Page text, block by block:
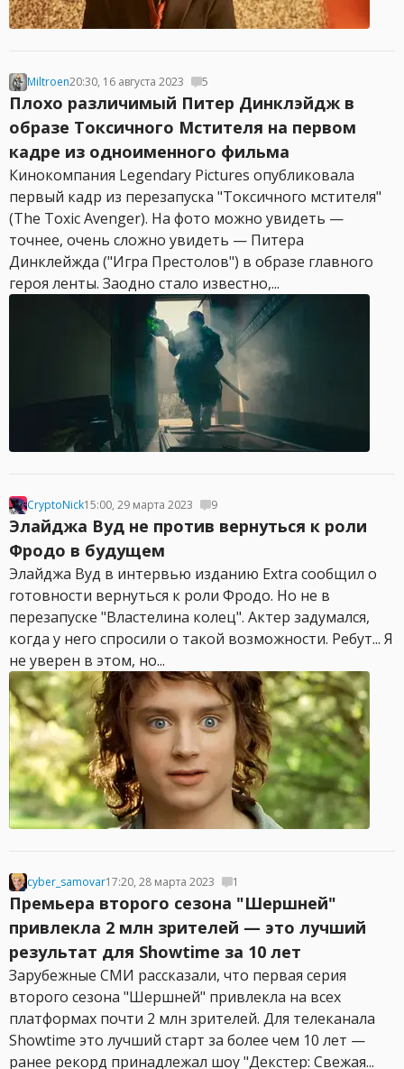
Miltroen20:30, 16 августа 2023 5
Плохо различимый Питер Динклэйдж в
образе Токсичного Мстителя на первом
кадре из одноименного фильма
Кинокомпания Legendary Pictures опубликовала
первый кадр из перезапуска "Токсичного мстителя"
(The Toxic Avenger). На фото можно увидеть —
точнее, очень сложно увидеть — Питера
Динклейжда ("Игра Престолов") в образе главного
героя ленты. Заодно стало известно,...
CryptoNick15:00, 29 марта 2023 9
Элайджа Вуд не против вернуться к роли
Фродо в будущем
Элайджа Вуд в интервью изданию Extra сообщил о
готовности вернуться к роли Фродо. Но не в
перезапуске "Властелина колец". Актер задумался,
когда у него спросили о такой возможности. Ребут... Я
не уверен в этом, но...
cyber_samovar17:20, 28 марта 2023 1
Премьера второго сезона "Шершней"
привлекла 2 млн зрителей — это лучший
результат для Showtime за 10 лет
Зарубежные СМИ рассказали, что первая серия
второго сезона "Шершней" привлекла на всех
платформах почти 2 млн зрителей. Для телеканала
Showtime это лучший старт за более чем 10 лет —
ранее рекорд принадлежал шоу "Декстер: Свежая...